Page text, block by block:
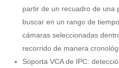
partir de un recuadro de una
buscar en un rango de
cámaras seleccionadas
recorrido de manera
Soporta VCA de IPC: